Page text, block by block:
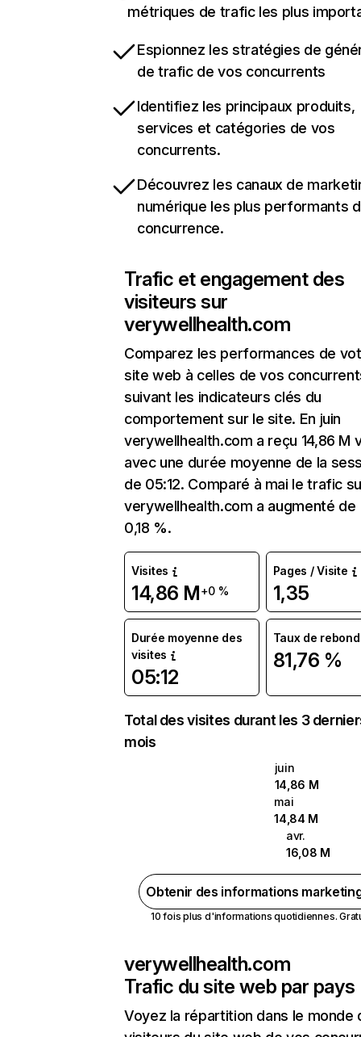
métriques de trafic les plus
Espionnez les stratégies de
de trafic de vos concurrents
Identifiez les principaux produits,
services et catégories de vos
concurrents.
Découvrez les canaux de
numérique les plus performants
concurrence.
Trafic et engagement des
visiteurs sur
verywellhealth.com
Comparez les performances de
site web à celles de vos
suivant les indicateurs clés du
comportement sur le site. En juin
verywellhealth.com a reçu 14,86 M
avec une durée moyenne de la
de 05:12. Comparé à mai le trafic
verywellhealth.com a augmenté de
0,18 %.
Visites
14,86 M+0 %
Pages / Visite
1,35
Durée moyenne des
visites
05:12
Taux de rebond
81,76 %
Total des visites durant les 3
mois
juin
14,86 M
mai
14,84 M
avr.
16,08 M
Obtenir des informations
10 fois plus d'informations quotidiennes.
verywellhealth.com
Trafic du site web par pays
Voyez la répartition dans le monde